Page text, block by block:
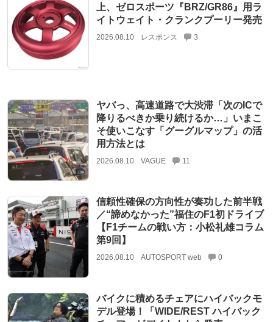
上、ゼロスポーツ『BRZ/GR86』用ラ
イトウェイト・クランクプーリー発売
2026.08.10 レスポンス 3
ヤバっ、高速道路で大渋滞「次のICで
降りるべきか乗り続けるか…」いまこ
そ使いこなす「グーグルマップ」の活
用方法とは
2026.08.10 VAGUE 11
信頼性確保の方向性が奏功した前半戦
／“諦めなかった”福住のF1初ドライブ
【F1チームの戦い方：小松礼雄コラム
第9回】
2026.08.10 AUTOSPORT web 0
バイクに積めるチェアにハイバックモ
デル登場！「WIDE/REST ハイバック